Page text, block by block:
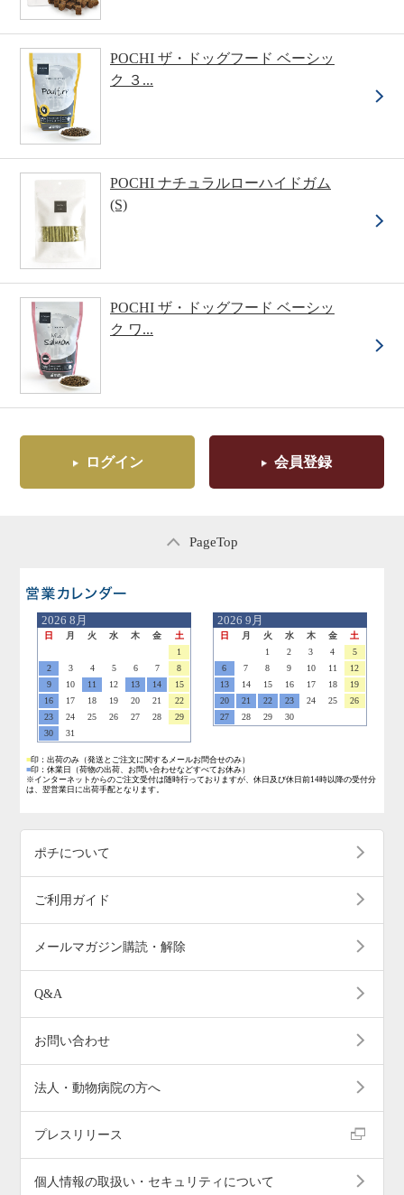
POCHI ザ・ドッグフード ベーシッ
ク ３...
POCHI ナチュラルローハイドガム
(S)
POCHI ザ・ドッグフード ベーシッ
ク ワ...
ログイン 会員登録
PageTop
2026 8月
日 月 火 水 木 金
土
1
2
3 4 5 6 7
8
9
10 11 12 13 14
15
16
17 18 19 20 21
22
23
24 25 26 27 28
29
30
31
2026 9月
日 月 火 水 木 金
土
1
2 3 4
5
6
7 8 9 10 11
12
13
14 15 16 17 18
19
20
21 22 23 24 25
26
27
28 29 30
■印：出荷のみ （発送とご注文に関するメールお問合せのみ）
■印：休業日
（荷物の出荷、お問い合わせなどすべてお休み）
※インターネットからのご注文受付は随時行っておりますが、休日及び休日前14時以降の受付分
は、翌営業日に出荷手配となります。
ポチについて
ご利用ガイド
メールマガジン購読・解除
Q&A
お問い合わせ
法人・動物病院の方へ
プレスリリース
個人情報の取扱い・セキュリティについて